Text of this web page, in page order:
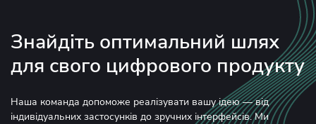
Знайдіть оптимальний шлях
для свого цифрового продукту
Наша команда допоможе реалізувати вашу ідею — від
індивідуальних застосунків до зручних інтерфейсів. Ми